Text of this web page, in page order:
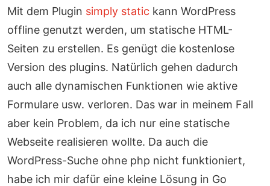
Mit dem Plugin simply static kann WordPress
offline genutzt werden, um statische HTML-
Seiten zu erstellen. Es genügt die kostenlose
Version des plugins. Natürlich gehen dadurch
auch alle dynamischen Funktionen wie aktive
Formulare usw. verloren. Das war in meinem Fall
aber kein Problem, da ich nur eine statische
Webseite realisieren wollte. Da auch die
WordPress-Suche ohne php nicht funktioniert,
habe ich mir dafür eine kleine Lösung in Go